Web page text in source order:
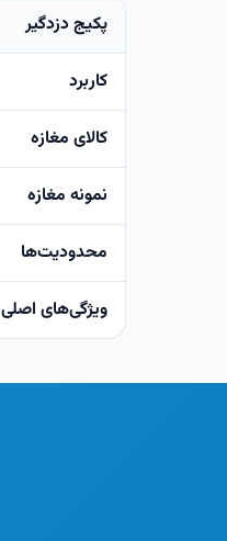
پکیج دزدگیر
کاربرد
کالای مغازه
نمونه مغازه
محدودیت‌ها
ویژگی‌های اصلی